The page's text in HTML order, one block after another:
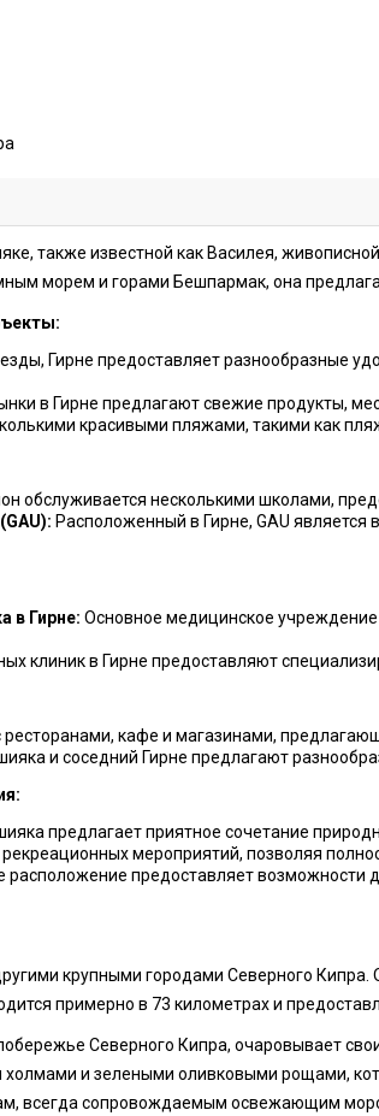
также известной как Василея,
морем и горами Бешпармак, она
Гирне предоставляет разнообразные
в Гирне предлагают свежие продукты,
красивыми пляжами, такими как
обслуживается несколькими школами,
Расположенный в Гирне, GAU
в Гирне: Основное медицинское
клиник в Гирне предоставляют
кафе и магазинами,
и соседний Гирне предлагают
предлагает приятное сочетание
мероприятий, позволяя
расположение предоставляет возможности
крупными городами Северного Кипра.
примерно в 73 километрах и
Северного Кипра, очаровывает
холмами и зелеными оливковыми рощами,
всегда сопровождаемым освежающим